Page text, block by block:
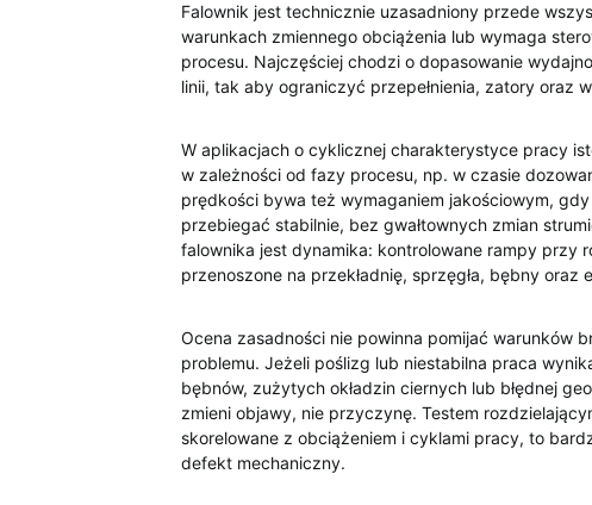
Falownik jest technicznie uzasadniony przede
warunkach zmiennego obciążenia lub wymaga
procesu. Najczęściej chodzi o dopasowanie
linii, tak aby ograniczyć przepełnienia, zatory oraz
W aplikacjach o cyklicznej charakterystyce pracy
w zależności od fazy procesu, np. w czasie
prędkości bywa też wymaganiem jakościowym,
przebiegać stabilnie, bez gwałtownych zmian
falownika jest dynamika: kontrolowane rampy przy
przenoszone na przekładnię, sprzęgła, bębny oraz
Ocena zasadności nie powinna pomijać warunków
problemu. Jeżeli poślizg lub niestabilna praca
bębnów, zużytych okładzin ciernych lub błędnej
zmieni objawy, nie przyczynę. Testem
skorelowane z obciążeniem i cyklami pracy, to
defekt mechaniczny.